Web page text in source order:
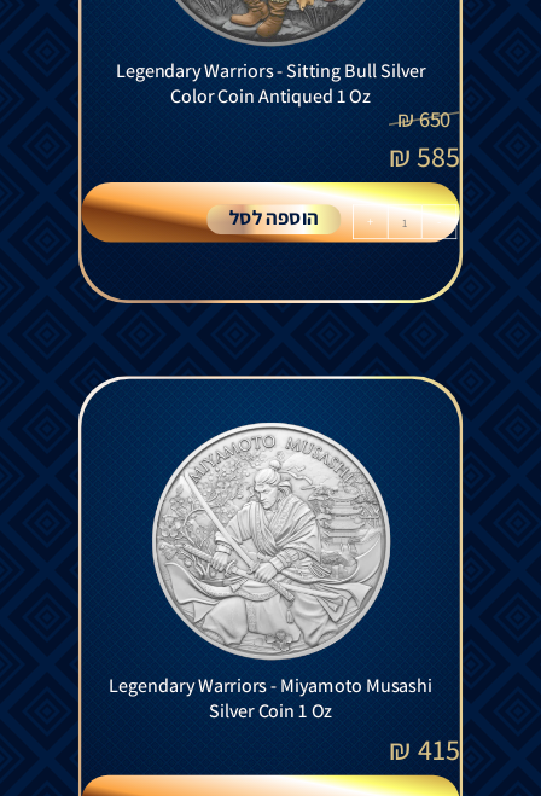
Legendary Warriors - Sitting Bull Silver
Color Coin Antiqued 1 Oz
650
₪
585
₪
-
+ הוספה לסל
Legendary Warriors - Miyamoto Musashi
Silver Coin 1 Oz
415
₪